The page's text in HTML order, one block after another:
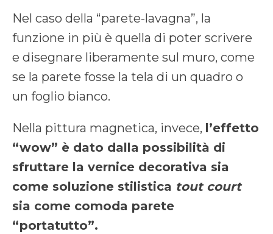
Nel caso della “parete-lavagna”, la
funzione in più è quella di poter scrivere
e disegnare liberamente sul muro, come
se la parete fosse la tela di un quadro o
un foglio bianco.
Nella pittura magnetica, invece, l’effetto
“wow” è dato dalla possibilità di
sfruttare la vernice decorativa sia
come soluzione stilistica tout court
sia come comoda parete
“portatutto”.